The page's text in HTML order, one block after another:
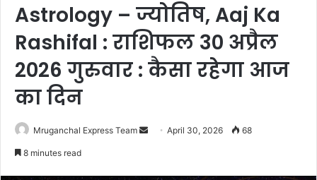
Astrology – ज्योतिष, Aaj Ka
Rashifal : राशिफल 30 अप्रैल
2026 गुरुवार : कैसा रहेगा आज
का दिन
Mruganchal Express Team
Send April 30, 2026 68
8 minutes read